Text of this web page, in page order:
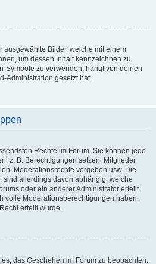
ausgewählte Bilder, welche mit einem
um dessen Inhalt kennzeichnen zu
Symbole zu verwenden, hängt von deinen
Administration gesetzt hat.
Rechte im Forum. Sie können jede
z. B. Berechtigungen setzen, Mitglieder
Moderationsrechte vergeben usw. Die
sind allerdings davon abhängig, welche
oder ein anderer Administrator erteilt
volle Moderationsberechtigungen haben,
erteilt wurde.
das Geschehen im Forum zu beobachten.